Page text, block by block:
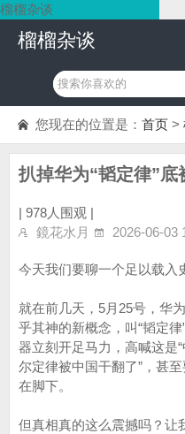
榴榴杂谈
榴榴杂谈
您现在的位置是： 首页 >
扒掉华为“韬定律”底
| 978人围观 |
鏡花水月
2026-06-03
今天我们要聊一个足以载入
就在前几天，5月25号，华
乎其神的新概念，叫“韬定
器立刻开足马力，高喊这是
尔定律被中国干翻了”，甚
在脚下。
但真相真的这么震撼吗？让